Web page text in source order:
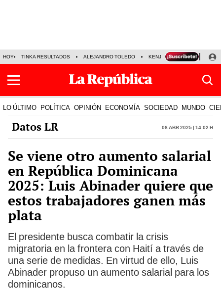
HOY TINKA RESULTADOS ALEJANDRO TOLEDO KENJI FUJIMORI
LO ÚLTIMO POLÍTICA OPINIÓN ECONOMÍA SOCIEDAD MUNDO
Datos LR 08 Abr 2025 | 14:02 h
Se viene otro aumento salarial
en República Dominicana
2025: Luis Abinader quiere que
estos trabajadores ganen más
plata
El presidente busca combatir la crisis
migratoria en la frontera con Haití a través de
una serie de medidas. En virtud de ello, Luis
Abinader propuso un aumento salarial para los
dominicanos.